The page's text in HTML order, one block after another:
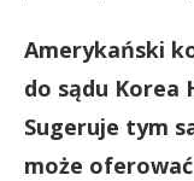
Amerykański
do sądu Korea
Sugeruje tym
może